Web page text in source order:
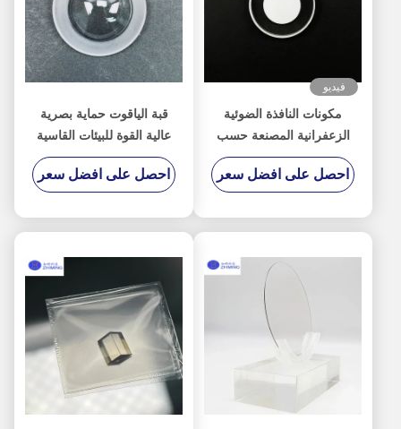
فيديو
مكونات النافذة الضوئية
الزعفرانية المصنعة حسب
الطلب
احصل على افضل سعر
قبة الياقوت حماية بصرية
عالية القوة للبيئات القاسية
احصل على افضل سعر